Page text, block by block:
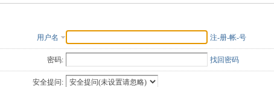
用户名 注-册-帐-号
密码: 找回密码
安全提问: